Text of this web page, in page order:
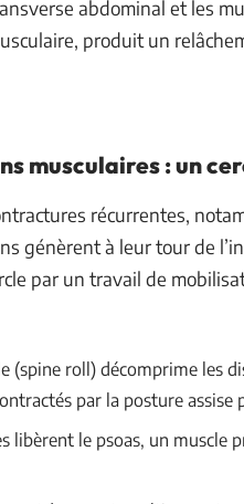
abdominal et les
produit un
musculaires : un
récurrentes,
génèrent à leur tour de
par un travail de
(spine roll) décomprime les
par la posture assise
libèrent le psoas, un muscle